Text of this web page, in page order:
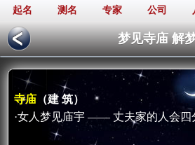
起名 测名 专家 公司
梦见寺庙 解
寺庙 （建 筑）
·女人梦见庙宇 —— 丈夫家的人会四